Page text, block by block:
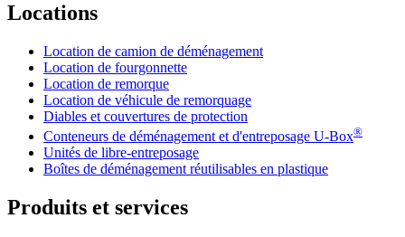
Locations
Location de camion de déménagement
Location de fourgonnette
Location de remorque
Location de véhicule de remorquage
Diables et couvertures de protection
Conteneurs de déménagement et d'entreposage U-Box®
Unités de libre-entreposage
Boîtes de déménagement réutilisables en plastique
Produits et services